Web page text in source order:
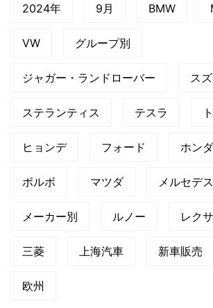
2024年 9月 BMW
VW グループ別
ジャガー・ランドローバー ス
ステランティス テスラ
ヒョンデ フォード ホンダ
ボルボ マツダ メルセデ
メーカー別 ルノー レク
三菱 上海汽車 新車販売
欧州